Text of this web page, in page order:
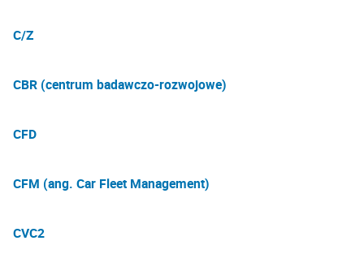
C/Z
CBR (centrum badawczo-rozwojowe)
CFD
CFM (ang. Car Fleet Management)
CVC2